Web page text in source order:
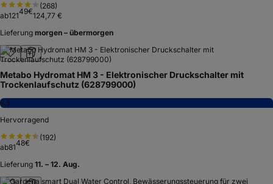
(268)
ab12149€124,77 €
Lieferung morgen – übermorgen
Metabo Hydromat HM 3 - Elektronischer Druckschalter mit
Trockenlaufschutz (628799000)
8,5
Hervorragend
(192)
ab8148€
Lieferung 11. – 12. Aug.